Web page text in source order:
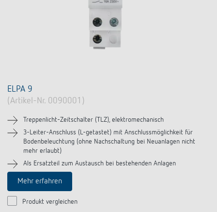
ELPA 9
(Artikel-Nr. 0090001)
Treppenlicht-Zeitschalter (TLZ), elektromechanisch
3-Leiter-Anschluss (L-getastet) mit Anschlussmöglichkeit für
Bodenbeleuchtung (ohne Nachschaltung bei Neuanlagen nicht
mehr erlaubt)
Als Ersatzteil zum Austausch bei bestehenden Anlagen
Mehr erfahren
Produkt vergleichen